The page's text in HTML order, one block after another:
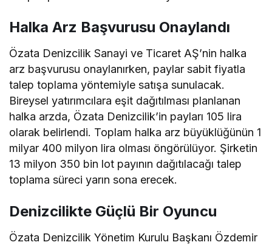
Halka Arz Başvurusu Onaylandı
Özata Denizcilik Sanayi ve Ticaret AŞ’nin halka
arz başvurusu onaylanırken, paylar sabit fiyatla
talep toplama yöntemiyle satışa sunulacak.
Bireysel yatırımcılara eşit dağıtılması planlanan
halka arzda, Özata Denizcilik’in payları 105 lira
olarak belirlendi. Toplam halka arz büyüklüğünün 1
milyar 400 milyon lira olması öngörülüyor. Şirketin
13 milyon 350 bin lot payının dağıtılacağı talep
toplama süreci yarın sona erecek.
Denizcilikte Güçlü Bir Oyuncu
Özata Denizcilik Yönetim Kurulu Başkanı Özdemir